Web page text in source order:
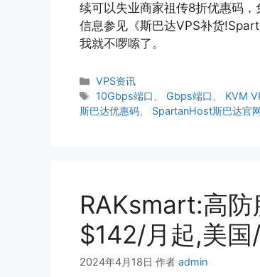
续可以失业商家祖传8折优惠码
信息参见《斯巴达VPS补货
我就不啰嗦了。
分
类
VPS资讯
标
签
10Gbps端口 Gbps端口 KVM
斯巴达优惠码
SpartanHost斯巴达官
RAKsmart:高
$142/月起,美
2024年4月18日 作者 admin